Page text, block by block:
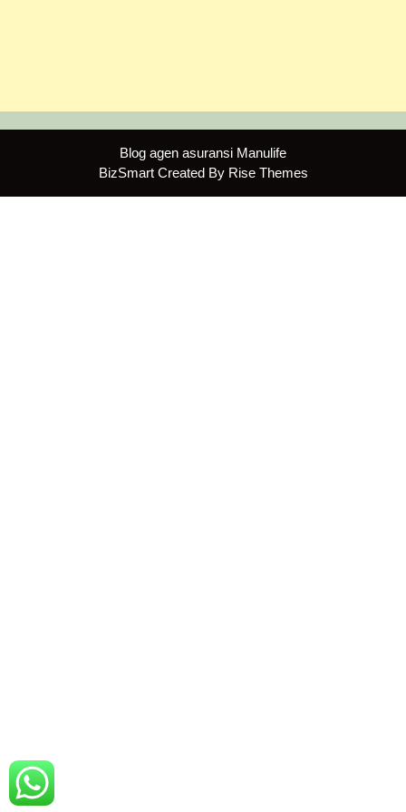
Blog agen asuransi Manulife
BizSmart Created By Rise Themes